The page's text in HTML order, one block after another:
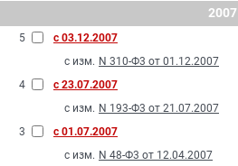
2007
5
с 03.12.2007
с изм. N 310-Ф3 от 01.12.2007
4
с 23.07.2007
с изм. N 193-Ф3 от 21.07.2007
3
с 01.07.2007
с изм. N 48-Ф3 от 12.04.2007